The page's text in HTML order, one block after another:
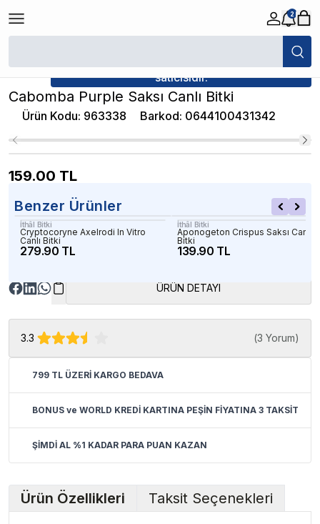
2
/
satıcısıdır.
Cabomba Purple Saksı Canlı Bitki
Ürün Kodu: 963338 Barkod: 0644100431342
159.00 TL
Benzer Ürünler
İthâl Bitki
Cryptocoryne Axelrodi In Vitro
Canlı Bitki
279.90 TL
İthâl Bitki
Aponogeton Crispus Saksı Canlı
Bitki
139.90 TL
ÜRÜN DETAYI
3.3 (3 Yorum)
799 TL ÜZERİ KARGO BEDAVA
BONUS ve WORLD KREDİ KARTINA PEŞİN FİYATINA 3 TAKSİT
ŞİMDİ AL %1 KADAR PARA PUAN KAZAN
Ürün Özellikleri Taksit Seçenekleri